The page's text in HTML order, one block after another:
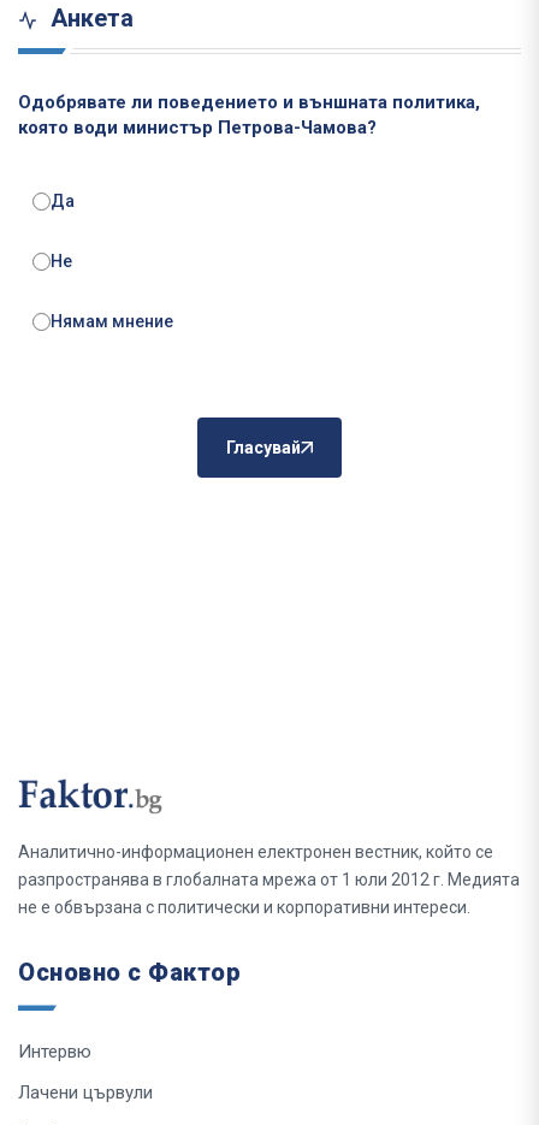
Анкета
Одобрявате ли поведението и външната политика,
която води министър Петрова-Чамова?
Да
Не
Нямам мнение
Гласувай
Аналитично-информационен електронен вестник, който се
разпространява в глобалната мрежа от 1 юли 2012 г. Медията
не е обвързана с политически и корпоративни интереси.
Основно с Фактор
Интервю
Лачени цървули